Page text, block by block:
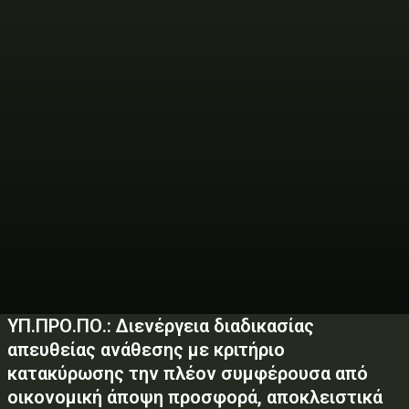
ΥΠ.ΠΡΟ.ΠΟ.: Διενέργεια διαδικασίας
απευθείας ανάθεσης με κριτήριο
κατακύρωσης την πλέον συμφέρουσα από
οικονομική άποψη προσφορά, αποκλειστικά